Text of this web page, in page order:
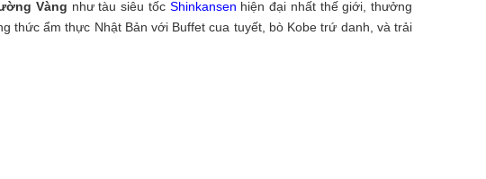
Vàng như tàu siêu tốc Shinkansen hiện đại nhất thế giới, thưởng
thức ẩm thực Nhật Bản với Buffet cua tuyết, bò Kobe trứ danh, và trải